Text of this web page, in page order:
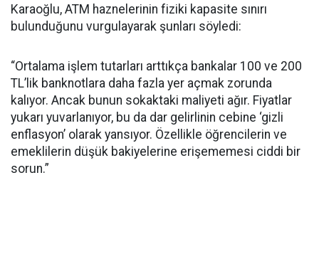
Karaoğlu, ATM haznelerinin fiziki kapasite sınırı
bulunduğunu vurgulayarak şunları söyledi:
“Ortalama işlem tutarları arttıkça bankalar 100 ve 200
TL’lik banknotlara daha fazla yer açmak zorunda
kalıyor. Ancak bunun sokaktaki maliyeti ağır. Fiyatlar
yukarı yuvarlanıyor, bu da dar gelirlinin cebine ‘gizli
enflasyon’ olarak yansıyor. Özellikle öğrencilerin ve
emeklilerin düşük bakiyelerine erişememesi ciddi bir
sorun.”